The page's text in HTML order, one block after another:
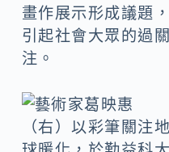
畫作展示形成議題，
引起社會大眾的過關
注。